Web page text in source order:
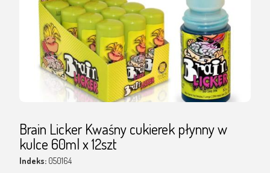
Brain Licker Kwaśny cukierek płynny w
kulce 60ml x 12szt
Indeks: 050164